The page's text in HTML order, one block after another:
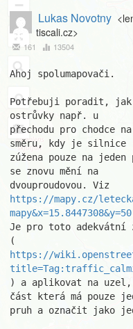
−
Lukas Novotny
tiscali.cz>
161 13504
Ahoj spolumapovači.
Potřebuji poradit, jak
ostrůvky např. u
přechodu pro chodce
směru, kdy je silnice
zúžena pouze na jeden
se znovu mění na
https://mapy.cz/
Je pro toto adekvátní
https://
) a aplikovat na
část která má pouze
pruh a označit jako